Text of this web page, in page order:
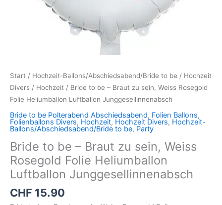
Start / Hochzeit-Ballons/Abschiedsabend/Bride to be / Hochzeit
Divers / Hochzeit / Bride to be – Braut zu sein, Weiss Rosegold
Folie Heliumballon Luftballon Junggesellinnenabsch
Bride to be Polterabend Abschiedsabend, Folien Ballons,
Folienballons Divers, Hochzeit, Hochzeit Divers, Hochzeit-
Ballons/Abschiedsabend/Bride to be, Party
Bride to be – Braut zu sein, Weiss
Rosegold Folie Heliumballon
Luftballon Junggesellinnenabsch
CHF 15.90